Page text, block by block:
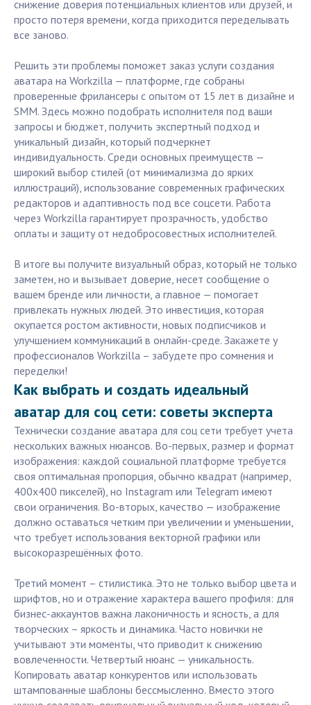
снижение доверия потенциальных клиентов или друзей, и
просто потеря времени, когда приходится переделывать
все заново.
Решить эти проблемы поможет заказ услуги создания
аватара на Workzilla — платформе, где собраны
проверенные фрилансеры с опытом от 15 лет в дизайне и
SMM. Здесь можно подобрать исполнителя под ваши
запросы и бюджет, получить экспертный подход и
уникальный дизайн, который подчеркнет
индивидуальность. Среди основных преимуществ —
широкий выбор стилей (от минимализма до ярких
иллюстраций), использование современных графических
редакторов и адаптивность под все соцсети. Работа
через Workzilla гарантирует прозрачность, удобство
оплаты и защиту от недобросовестных исполнителей.
В итоге вы получите визуальный образ, который не только
заметен, но и вызывает доверие, несет сообщение о
вашем бренде или личности, а главное — помогает
привлекать нужных людей. Это инвестиция, которая
окупается ростом активности, новых подписчиков и
улучшением коммуникаций в онлайн-среде. Закажете у
профессионалов Workzilla – забудете про сомнения и
переделки!
Как выбрать и создать идеальный
аватар для соц сети: советы эксперта
Технически создание аватара для соц сети требует учета
нескольких важных нюансов. Во-первых, размер и формат
изображения: каждой социальной платформе требуется
своя оптимальная пропорция, обычно квадрат (например,
400x400 пикселей), но Instagram или Telegram имеют
свои ограничения. Во-вторых, качество — изображение
должно оставаться четким при увеличении и уменьшении,
что требует использования векторной графики или
высокоразрешённых фото.
Третий момент – стилистика. Это не только выбор цвета и
шрифтов, но и отражение характера вашего профиля: для
бизнес-аккаунтов важна лаконичность и ясность, а для
творческих – яркость и динамика. Часто новички не
учитывают эти моменты, что приводит к снижению
вовлеченности. Четвертый нюанс — уникальность.
Копировать аватар конкурентов или использовать
штампованные шаблоны бессмысленно. Вместо этого